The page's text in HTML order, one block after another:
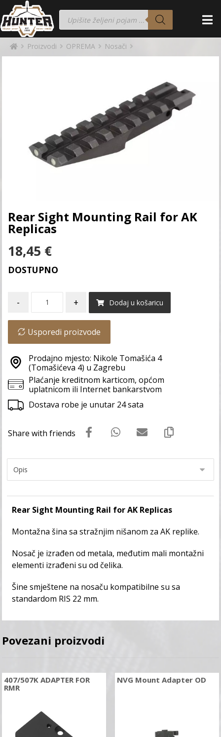
Proizvodi OPREMA Nosači
Rear Sight Mounting Rail for AK
Replicas
18,45 €
DOSTUPNO
- + Dodaj u košaricu
Usporedi proizvode
Prodajno mjesto: Nikole Tomašića 4
(Tomašićeva 4) u Zagrebu
Plaćanje kreditnom karticom, općom
uplatnicom ili Internet bankarstvom
Dostava robe je unutar 24 sata
Rear Sight Mounting Rail for AK Replicas
Montažna šina sa stražnjim nišanom za AK replike.
Nosač je izrađen od metala, međutim mali montažni
elementi izrađeni su od čelika.
Šine smještene na nosaču kompatibilne su sa
standardom RIS 22 mm.
Povezani proizvodi
407/507K ADAPTER FOR
RMR
NVG Mount Adapter OD